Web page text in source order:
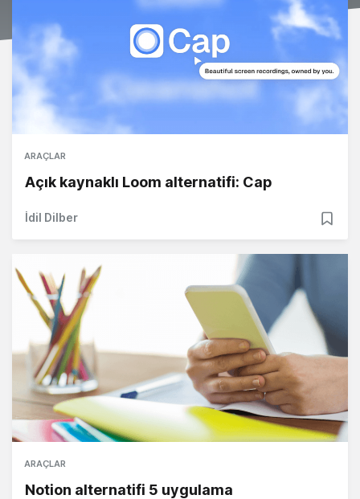
ARAÇLAR
Açık kaynaklı Loom alternatifi: Cap
İdil Dilber
ARAÇLAR
Notion alternatifi 5 uygulama